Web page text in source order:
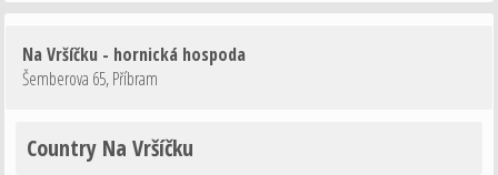
Na Vršíčku - hornická hospoda
Šemberova 65,Příbram
Country Na Vršíčku